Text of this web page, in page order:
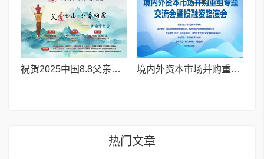
祝贺2025中国8.8父亲节“孝行天下家风传承”论坛暨祈福音乐会圆满成功 境内外资本市场并购重组专题交流会暨投融资路演会 深度解析驱动企业资本战略升级
热门文章